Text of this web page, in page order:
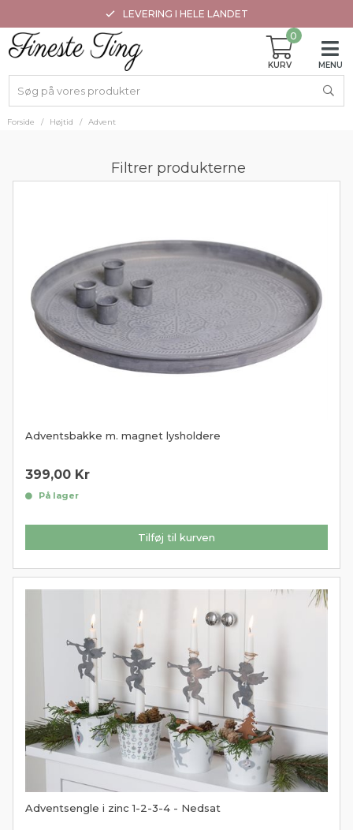
LEVERING I HELE LANDET
0
Forside / Højtid / Advent
Filtrer produkterne
Adventsbakke m. magnet lysholdere
399,00 Kr
På lager
Tilføj til kurven
Adventsengle i zinc 1-2-3-4 - Nedsat